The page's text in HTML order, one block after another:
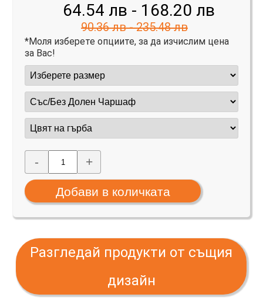
64.54 лв - 168.20 лв
90.36 лв - 235.48 лв
*Моля изберете опциите, за да изчислим цена
за Вас!
- +
Разгледай продукти от същия
дизайн